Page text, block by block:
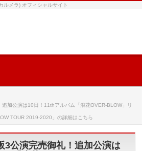
ルメラ) オフィシャルサイト
追加公演は10日！11thアルバム「浪花OVER-BLOW」リ
TOUR 2019-2020」の詳細はこちら
3公演完売御礼！追加公演は